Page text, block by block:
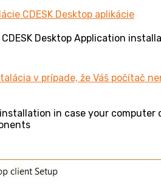
Desktop Application
in case your computer